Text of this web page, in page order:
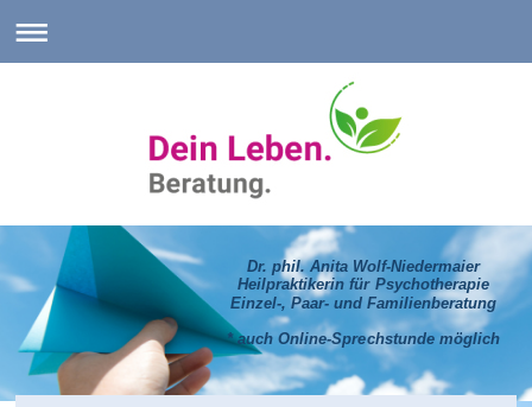
Dr. phil. Anita Wolf-Niedermaier
Heilpraktikerin für Psychotherapie
Einzel-, Paar- und Familienberatung
* auch Online-Sprechstunde möglich